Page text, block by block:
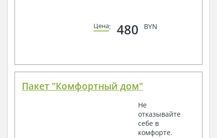
Цена: 480 BYN
Пакет "Комфортный дом"
Не
отказывайте
себе в
комфорте.